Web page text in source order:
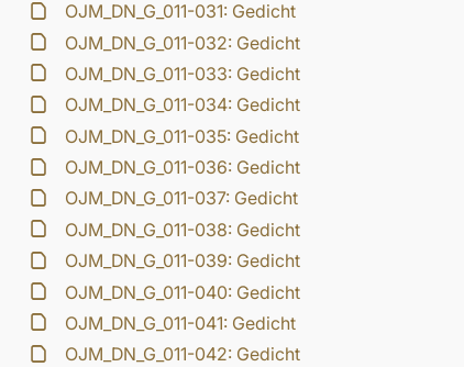
OJM_DN_G_011-031: Gedicht
OJM_DN_G_011-032: Gedicht
OJM_DN_G_011-033: Gedicht
OJM_DN_G_011-034: Gedicht
OJM_DN_G_011-035: Gedicht
OJM_DN_G_011-036: Gedicht
OJM_DN_G_011-037: Gedicht
OJM_DN_G_011-038: Gedicht
OJM_DN_G_011-039: Gedicht
OJM_DN_G_011-040: Gedicht
OJM_DN_G_011-041: Gedicht
OJM_DN_G_011-042: Gedicht